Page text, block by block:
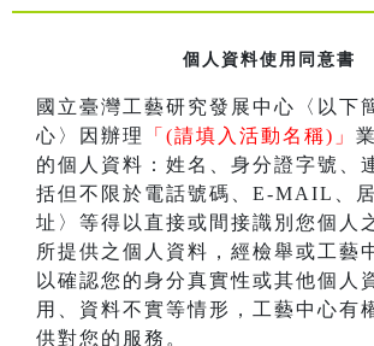
個人資料使用同意書
國立臺灣工藝研究發展中心〈以下
心〉因辦理
「(請填入活動名稱)」
的個人資料：姓名、身分證字號、
括但不限於電話號碼、E-MAIL、
址〉等得以直接或間接識別您個人
所提供之個人資料，經檢舉或工藝
以確認您的身分真實性或其他個人
用、資料不實等情形，工藝中心有
供對您的服務。